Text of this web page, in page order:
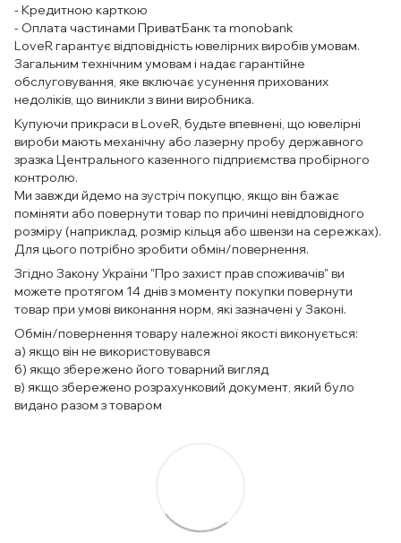
- Кредитною карткою
- Оплата частинами ПриватБанк та monobank
LoveR гарантує відповідність ювелірних виробів умовам.
Загальним технічним умовам і надає гарантійне
обслуговування, яке включає усунення прихованих
недоліків, що виникли з вини виробника.
Купуючи прикраси в LoveR, будьте впевнені, що ювелірні
вироби мають механічну або лазерну пробу державного
зразка Центрального казенного підприємства пробірного
контролю.
Ми завжди йдемо на зустріч покупцю, якщо він бажає
поміняти або повернути товар по причині невідповідного
розміру (наприклад, розмір кільця або швензи на сережках).
Для цього потрібно зробити обмін/повернення.
Згідно Закону України "Про захист прав споживачів" ви
можете протягом 14 днів з моменту покупки повернути
товар при умові виконання норм, які зазначені у Законі.
Обмін/повернення товару належної якості виконується:
а) якщо він не використовувався
б) якщо збережено його товарний вигляд
в) якщо збережено розрахунковий документ, який було
видано разом з товаром